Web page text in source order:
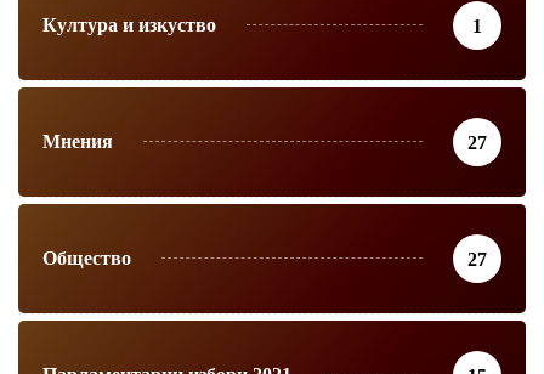
Култура и изкуство 1
Мнения 27
Общество 27